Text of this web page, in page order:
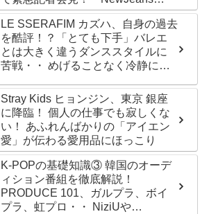
never dies!」と微笑みの宣言！
ADOR側、2029年まで契約有効と
主張
LE SSERAFIM カズハ、自身の過去
を酷評！？「とても下手」バレエ
とは大きく違うダンススタイルに
苦戦・・ めげることなく冷静に努
Stray Kids ヒョンジン、東京 銀座
に降臨！ 個人の仕事でも寂しくな
い！ あふれんばかりの「アイエン
愛」が伝わる愛用品にほっこり
K-POPの基礎知識③ 韓国のオーデ
ィション番組を徹底解説！
PRODUCE 101、ガルプラ、ボイ
プラ、虹プロ・・ NiziUや